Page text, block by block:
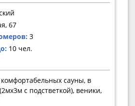
67
3
10 чел.
сауны, в
с подстветкой), веники,